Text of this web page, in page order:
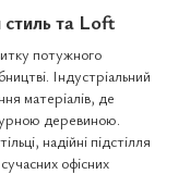
стиль та Loft
потужного
Індустріальний
матеріалів, де
деревиною.
надійні підстілля
офісних